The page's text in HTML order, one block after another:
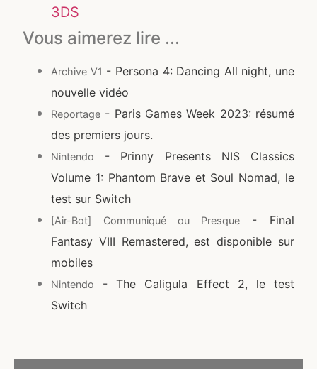
3DS
Vous aimerez lire ...
Archive V1 - Persona 4: Dancing All night, une
nouvelle vidéo
Reportage - Paris Games Week 2023: résumé
des premiers jours.
Nintendo
- Prinny Presents NIS Classics
Volume 1: Phantom Brave et Soul Nomad, le
test sur Switch
[Air-Bot] Communiqué ou Presque - Final
Fantasy VIII Remastered, est disponible sur
mobiles
Nintendo
- The Caligula Effect 2, le test
Switch